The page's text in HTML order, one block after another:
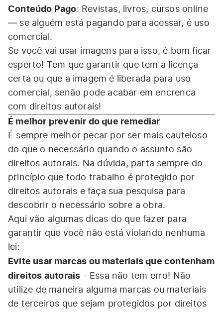
Conteúdo Pago: Revistas, livros, cursos online
— se alguém está pagando para acessar, é uso
comercial.
Se você vai usar imagens para isso, é bom ficar
esperto! Tem que garantir que tem a licença
certa ou que a imagem é liberada para uso
comercial, senão pode acabar em encrenca
com direitos autorais!
É melhor prevenir do que remediar
É sempre melhor pecar por ser mais cauteloso
do que o necessário quando o assunto são
direitos autorais. Na dúvida, parta sempre do
princípio que todo trabalho é protegido por
direitos autorais e faça sua pesquisa para
descobrir o necessário sobre a obra.
Aqui vão algumas dicas do que fazer para
garantir que você não está violando nenhuma
lei:
Evite usar marcas ou materiais que contenham
direitos autorais - Essa não tem erro! Não
utilize de maneira alguma marcas ou materiais
de terceiros que sejam protegidos por direitos